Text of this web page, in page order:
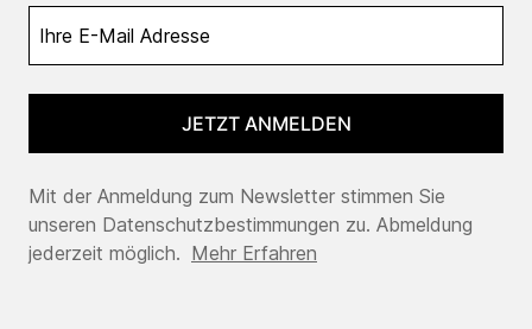
JETZT ANMELDEN
Mit der Anmeldung zum Newsletter stimmen Sie
unseren Datenschutzbestimmungen zu. Abmeldung
jederzeit möglich. Mehr Erfahren